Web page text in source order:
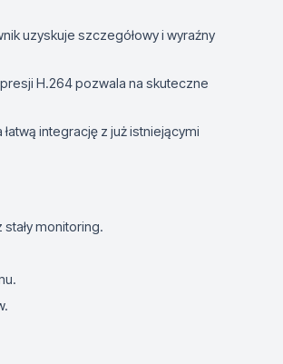
uzyskuje szczegółowy i wyraźny
H.264 pozwala na skuteczne
integrację z już istniejącymi
monitoring.